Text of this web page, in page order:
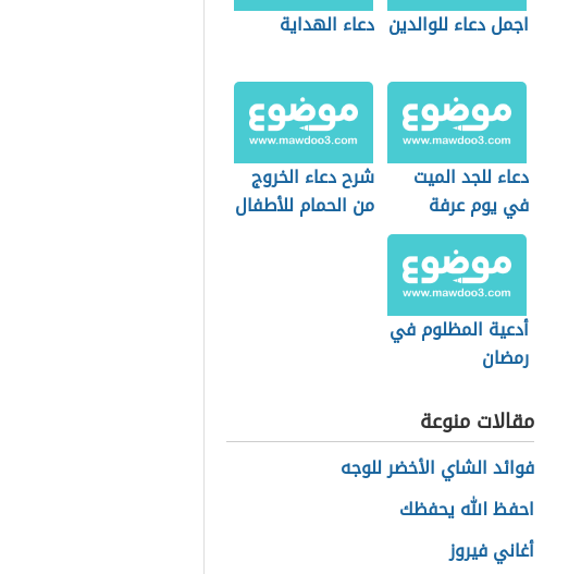
اجمل دعاء للوالدين دعاء الهداية
دعاء للجد الميت
في يوم عرفة
شرح دعاء الخروج
من الحمام للأطفال
أدعية المظلوم في
رمضان
مقالات منوعة
فوائد الشاي الأخضر للوجه
احفظ الله يحفظك
أغاني فيروز